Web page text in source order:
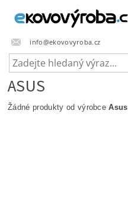
info@ekovovyroba.cz
ASUS
Žádné produkty od výrobceAsus